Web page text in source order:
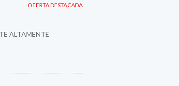
OFERTA DESTACADA
ALTAMENTE